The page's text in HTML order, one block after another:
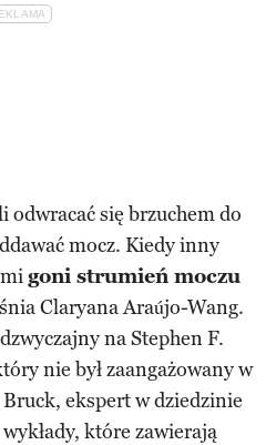
odwracać się brzuchem do
mocz. Kiedy inny
goni strumień moczu
Claryana Araújo-Wang.
na Stephen F.
nie był zaangażowany w
ekspert w dziedzinie
które zawierają